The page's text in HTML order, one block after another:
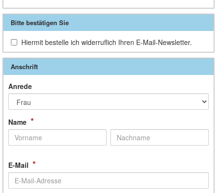
Bitte bestätigen Sie
Hiermit bestelle ich widerruflich Ihren E-Mail-Newsletter.
Anschrift
Anrede
Name *
E-Mail *